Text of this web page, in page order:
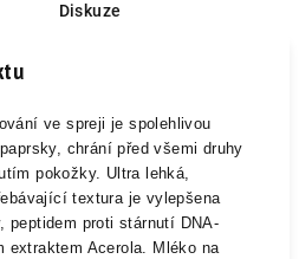
Diskuze
ve spreji je spolehlivou
chrání před všemi druhy
pokožky. Ultra lehká,
textura je vylepšena
peptidem proti stárnutí DNA-
extraktem Acerola. Mléko na